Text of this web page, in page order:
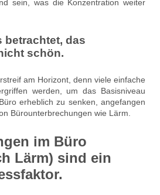
sein, was die Konzentration weiter
betrachtet, das
schön.
am Horizont, denn viele einfache
werden, um das Basisniveau
erheblich zu senken, angefangen
Bürounterbrechungen wie Lärm.
im Büro
Lärm) sind ein